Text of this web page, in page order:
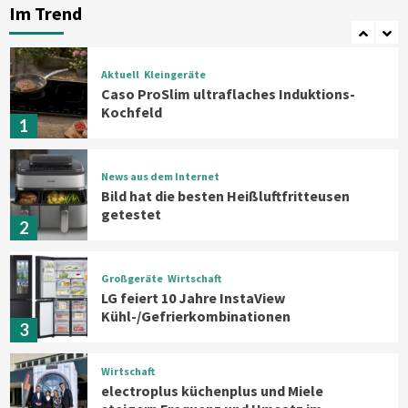
Im Trend
7
1
Aktuell Kleingeräte
Caso ProSlim ultraflaches Induktions-
Kochfeld
2
News aus dem Internet
Bild hat die besten Heißluftfritteusen
getestet
3
Großgeräte Wirtschaft
LG feiert 10 Jahre InstaView
Kühl-/Gefrierkombinationen
Wirtschaft
electroplus küchenplus und Miele